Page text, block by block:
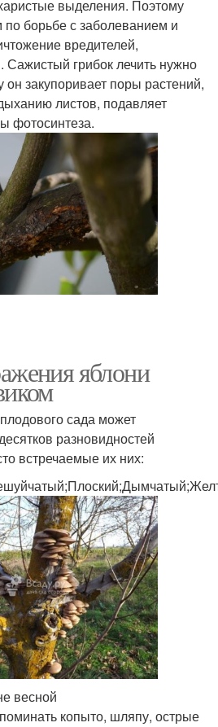
выделения. Поэтому
борьбе с заболеванием и
вредителей,
грибок лечить нужно
он закупоривает поры растений,
листов, подавляет
фотосинтеза.
яблони
сада может
разновидностей
встречаемые их них:
весной
копыто, шляпу, острые